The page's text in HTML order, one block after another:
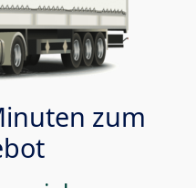
zum